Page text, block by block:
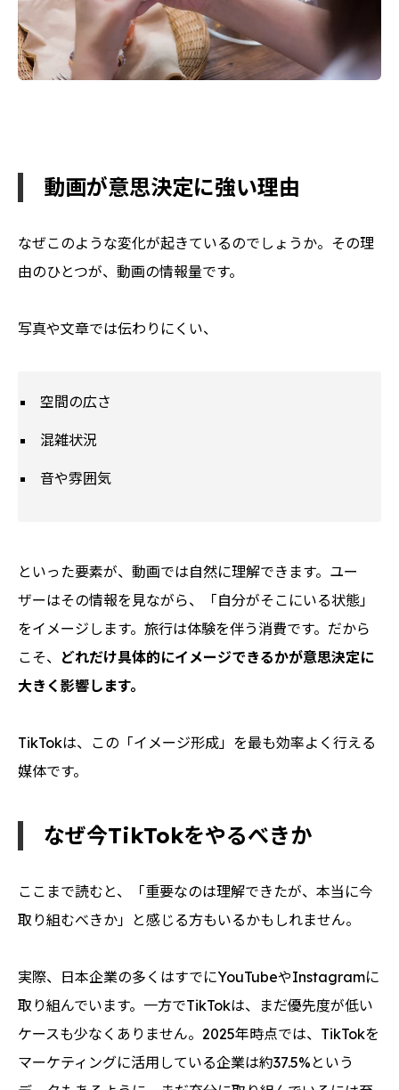
動画が意思決定に強い理由
なぜこのような変化が起きているのでしょうか。その理
由のひとつが、動画の情報量です。
写真や文章では伝わりにくい、
空間の広さ
混雑状況
音や雰囲気
といった要素が、動画では自然に理解できます。ユー
ザーはその情報を見ながら、「自分がそこにいる状態」
をイメージします。旅行は体験を伴う消費です。だから
こそ、 どれだけ具体的にイメージできるかが意思決定に
大きく影響します。
TikTokは、この「イメージ形成」を最も効率よく行える
媒体です。
なぜ今TikTokをやるべきか
ここまで読むと、「重要なのは理解できたが、本当に今
取り組むべきか」と感じる方もいるかもしれません。
実際、日本企業の多くはすでにYouTubeやInstagramに
取り組んでいます。一方でTikTokは、まだ優先度が低い
ケースも少なくありません。2025年時点では、TikTokを
マーケティングに活用している企業は約37.5%という